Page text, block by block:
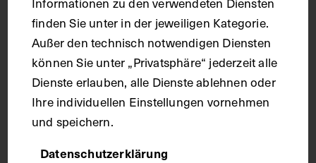
Jahr 1780
UM 1930
finden Sie unter in der jeweiligen Kategorie.
Außer den technisch notwendigen Diensten
können Sie unter „Privatsphäre“ jederzeit alle
Dienste erlauben, alle Dienste ablehnen oder
Ihre individuellen Einstellungen vornehmen
und speichern.
Datenschutzerklärung